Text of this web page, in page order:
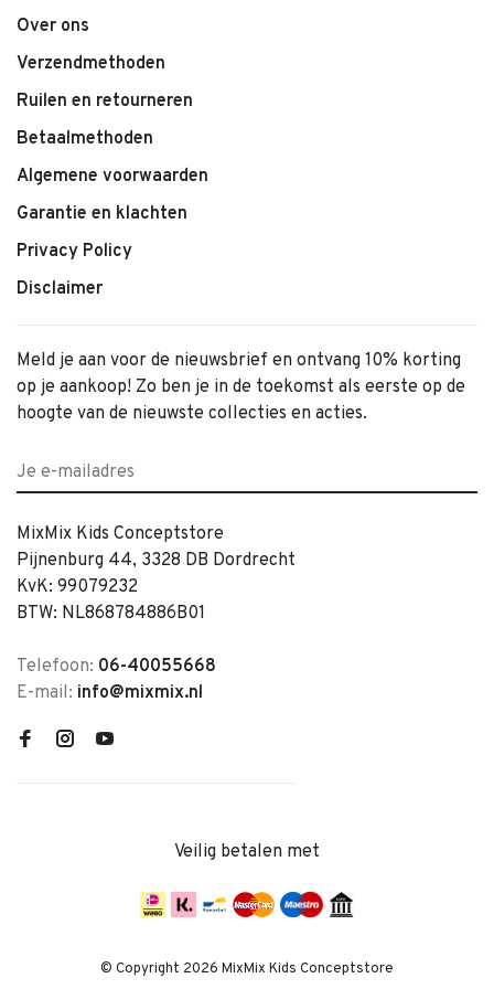
Over ons
Verzendmethoden
Ruilen en retourneren
Betaalmethoden
Algemene voorwaarden
Garantie en klachten
Privacy Policy
Disclaimer
Meld je aan voor de nieuwsbrief en ontvang 10% korting
op je aankoop! Zo ben je in de toekomst als eerste op de
hoogte van de nieuwste collecties en acties.
MixMix Kids Conceptstore
Pijnenburg 44, 3328 DB Dordrecht
KvK: 99079232
BTW: NL868784886B01
Telefoon: 06-40055668
E-mail: info@mixmix.nl
Veilig betalen met
© Copyright 2026 MixMix Kids Conceptstore